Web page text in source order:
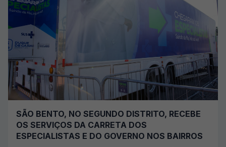
SÃO BENTO, NO SEGUNDO DISTRITO, RECEBE
OS SERVIÇOS DA CARRETA DOS
ESPECIALISTAS E DO GOVERNO NOS BAIRROS